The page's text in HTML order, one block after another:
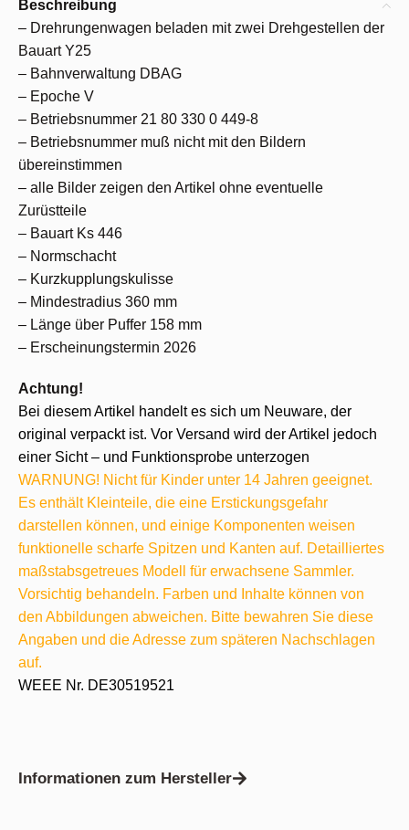
Beschreibung
– Drehrungenwagen beladen mit zwei Drehgestellen der
Bauart Y25
– Bahnverwaltung DBAG
– Epoche V
– Betriebsnummer 21 80 330 0 449-8
– Betriebsnummer muß nicht mit den Bildern
übereinstimmen
– alle Bilder zeigen den Artikel ohne eventuelle
Zurüstteile
– Bauart Ks 446
– Normschacht
– Kurzkupplungskulisse
– Mindestradius 360 mm
– Länge über Puffer 158 mm
– Erscheinungstermin 2026
Achtung!
Bei diesem Artikel handelt es sich um Neuware, der
original verpackt ist. Vor Versand wird der Artikel jedoch
einer Sicht – und Funktionsprobe unterzogen
WARNUNG! Nicht für Kinder unter 14 Jahren geeignet.
Es enthält Kleinteile, die eine Erstickungsgefahr
darstellen können, und einige Komponenten weisen
funktionelle scharfe Spitzen und Kanten auf. Detailliertes
maßstabsgetreues Modell für erwachsene Sammler.
Vorsichtig behandeln. Farben und Inhalte können von
den Abbildungen abweichen. Bitte bewahren Sie diese
Angaben und die Adresse zum späteren Nachschlagen
auf.
WEEE Nr. DE30519521
Informationen zum Hersteller